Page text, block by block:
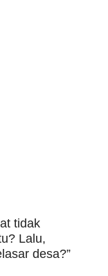
tidak
Lalu,
desa?”